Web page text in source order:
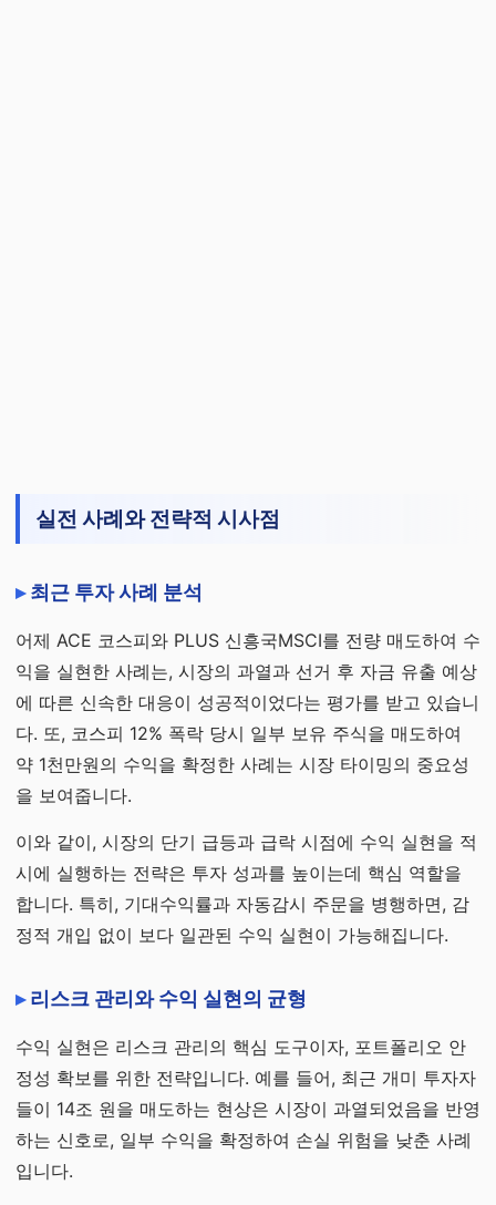
실전 사례와 전략적 시사점
최근 투자 사례 분석
어제 ACE 코스피와 PLUS 신흥국MSCI를 전량 매도하여 수
익을 실현한 사례는, 시장의 과열과 선거 후 자금 유출 예상
에 따른 신속한 대응이 성공적이었다는 평가를 받고 있습니
다. 또, 코스피 12% 폭락 당시 일부 보유 주식을 매도하여
약 1천만원의 수익을 확정한 사례는 시장 타이밍의 중요성
을 보여줍니다.
이와 같이, 시장의 단기 급등과 급락 시점에 수익 실현을 적
시에 실행하는 전략은 투자 성과를 높이는데 핵심 역할을
합니다. 특히, 기대수익률과 자동감시 주문을 병행하면, 감
정적 개입 없이 보다 일관된 수익 실현이 가능해집니다.
리스크 관리와 수익 실현의 균형
수익 실현은 리스크 관리의 핵심 도구이자, 포트폴리오 안
정성 확보를 위한 전략입니다. 예를 들어, 최근 개미 투자자
들이 14조 원을 매도하는 현상은 시장이 과열되었음을 반영
하는 신호로, 일부 수익을 확정하여 손실 위험을 낮춘 사례
입니다.